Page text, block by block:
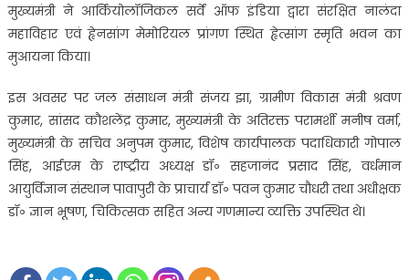
मुख्यमंत्री ने आर्कियोलॉजिकल सर्वे ऑफ इंडिया द्वारा संरक्षित नालंदा
महाविहार एवं ह्वेनसांग मेमोरियल प्रांगण स्थित ह्वेत्सांग स्मृति भवन का
मुआयना किया।
इस अवसर पर जल संसाधन मंत्री संजय झा, ग्रामीण विकास मंत्री श्रवण
कुमार, सांसद कौशलेंद्र कुमार, मुख्यमंत्री के अतिरक्त परामर्शी मनीष वर्मा,
मुख्यमंत्री के सचिव अनुपम कुमार, विशेष कार्यपालक पदाधिकारी गोपाल
सिंह, आईएम के राष्ट्रीय अध्यक्ष डॉ॰ सहजानंद प्रसाद सिंह, वर्धमान
आयुर्विज्ञान संस्थान पावापुरी के प्राचार्य डॉ॰ पवन कुमार चौधरी तथा अधीक्षक
डॉ॰ ज्ञान भूषण, चिकित्सक सहित अन्य गणमान्य व्यक्ति उपस्थित थे।